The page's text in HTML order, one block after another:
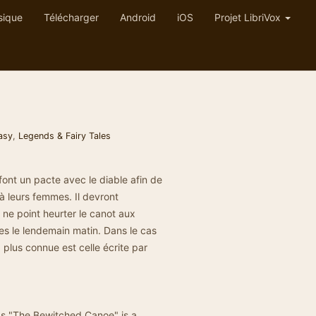
Télécharger Android iOS Projet LibriVox
, Legends & Fairy Tales
un pacte avec le diable afin de
leurs femmes. Il devront
point heurter le canot aux
le lendemain matin. Dans le cas
connue est celle écrite par